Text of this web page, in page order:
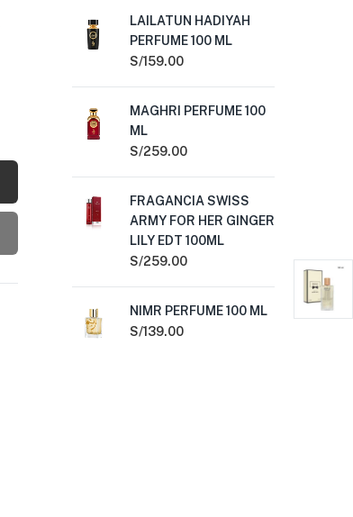
LAILATUN HADIYAH
PERFUME 100 ML
S/159.00
MAGHRI PERFUME 100
ML
S/259.00
FRAGANCIA SWISS
ARMY FOR HER GINGER
LILY EDT 100ML
S/259.00
NIMR PERFUME 100 ML
S/139.00